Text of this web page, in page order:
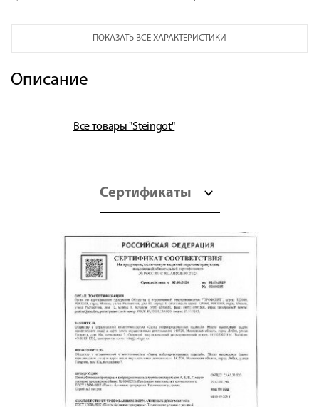
ПОКАЗАТЬ ВСЕ ХАРАКТЕРИСТИКИ
Описание
Все товары "Steingot"
Сертификаты